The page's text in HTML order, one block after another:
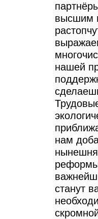
высшим
нашей
нам
станут